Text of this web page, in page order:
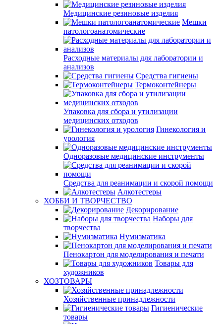
Медицинские резиновые изделия
Мешки
патологоанатомические
Расходные материалы для лаборатории и
анализов
Средства гигиены
Термоконтейнеры
Упаковка для сбора и утилизации
медицинских отходов
Гинекология и
урология
Одноразовые медицинские инструменты
Средства для реанимации и скорой помощи
Алкотестеры
ХОББИ И ТВОРЧЕСТВО
Декорирование
Наборы для
творчества
Нумизматика
Пенокартон для моделирования и печати
Товары для
художников
ХОЗТОВАРЫ
Хозяйственные принадлежности
Гигиенические
товары